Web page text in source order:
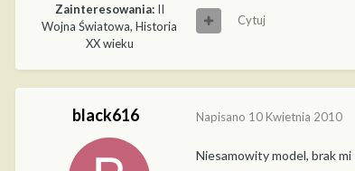
Zainteresowania:II
Wojna Światowa, Historia
XX wieku
Cytuj
black616 Napisano 10 Kwietnia 2010
Niesamowity model, brak mi